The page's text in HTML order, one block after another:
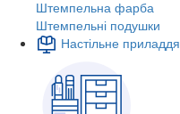
Штемпельна фарба
Штемпельні подушки
Настільне приладдя